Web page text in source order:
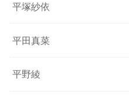
平塚紗依
平田真菜
平野綾